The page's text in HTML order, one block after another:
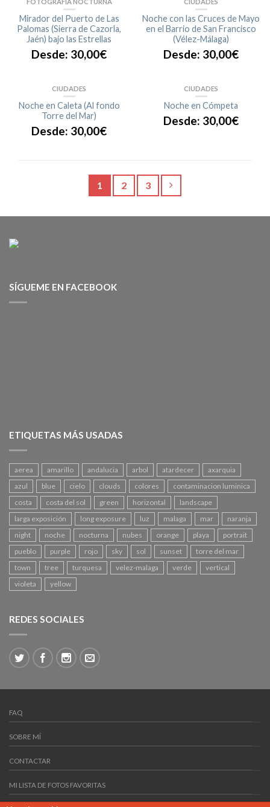
FOTOGRAFÍA NOCTURNA
Mirador del Puerto de Las
Palomas (Sierra de Cazorla,
Jaén) bajo las Estrellas
Desde: 30,00€
CIUDADES
Noche con las Cruces de Mayo
en el Barrio de San Francisco
(Vélez-Málaga)
Desde: 30,00€
CIUDADES
Noche en Caleta (Al fondo
Torre del Mar)
Desde: 30,00€
CIUDADES
Noche en Cómpeta
Desde: 30,00€
1 2 3
SÍGUEME EN FACEBOOK
ETIQUETAS MÁS USADAS
aerea amarillo andalucia arbol atardecer
axarquia
azul
blue cielo clouds colores
contaminacion luminica
costa
costa del sol green horizontal
landscape
larga exposición
long exposure luz malaga mar
naranja
night
noche nocturna nubes orange playa
portrait
pueblo
purple rojo sky sol sunset
torre del mar
town
tree turquesa velez-malaga verde
vertical
violeta
yellow
REDES SOCIALES
FAQ
SOBRE MÍ
CONTACTAR
MI LISTA DE FOTOS FAVORITAS